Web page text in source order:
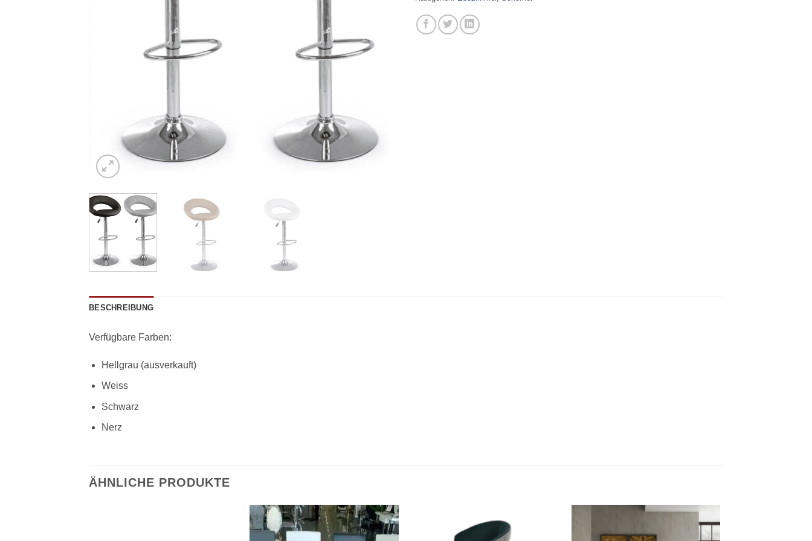
BESCHREIBUNG
Verfügbare Farben:
Hellgrau (ausverkauft)
Weiss
Schwarz
Nerz
ÄHNLICHE PRODUKTE